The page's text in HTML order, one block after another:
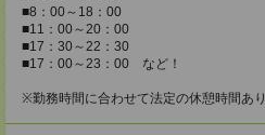
■8：00～18：00
■11：00～20：00
■17：30～22：30
■17：00～23：00 など！
※勤務時間に合わせて法定の休憩時間あり